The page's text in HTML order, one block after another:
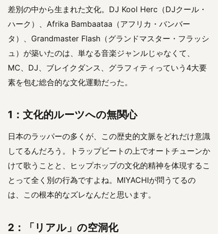
差別の中から生まれた文化。DJ Kool Herc（DJクール・
ハーク）、Afrika Bambaataa（アフリカ・バンバー
タ）、Grandmaster Flash（グランドマスター・フラッシ
ュ）が築いたのは、単なる音楽ジャンルじゃなくて、
MC、DJ、ブレイクダンス、グラフィティっていう4大要
素を包む総合的な文化運動だった。
1：文化的ルーツへの無関心
日本のラッパーの多くが、この歴史的文脈をどれだけ意識
してるんだろう。トラップビートの上でオートチューンか
けて歌うことと、ヒップホップの文化的精神を体現するこ
とって全く別の行為ですよね。MIYACHIが問うてるの
は、この根本的なズレなんだと思います。
2：「リアル」の空洞化